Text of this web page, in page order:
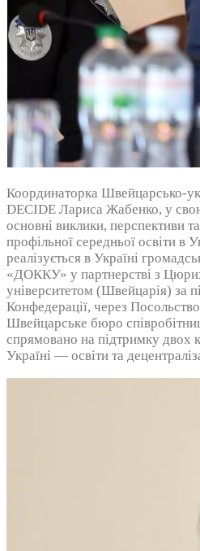
Координаторка Швейцарсько-
DECIDE Лариса Жабенко, у
основні виклики, перспективи
профільної середньої освіти в
реалізується в Україні
«ДОККУ» у партнерстві з
університетом (Швейцарія) за
Конфедерації, через
Швейцарське бюро
спрямовано на підтримку двох
Україні — освіти та